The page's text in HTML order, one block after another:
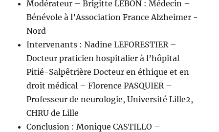
Modérateur – Brigitte LEBON : Médecin –
Bénévole à l’Association France Alzheimer -
Nord
Intervenants : Nadine LEFORESTIER –
Docteur praticien hospitalier à l’hôpital
Pitié-Salpêtrière Docteur en éthique et en
droit médical – Florence PASQUIER –
Professeur de neurologie, Université Lille2,
CHRU de Lille
Conclusion : Monique CASTILLO –